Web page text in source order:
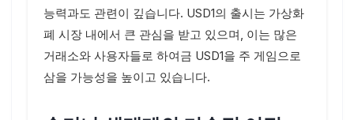
능력과도 관련이 깊습니다. USD1의 출시는 가상화
폐 시장 내에서 큰 관심을 받고 있으며, 이는 많은
거래소와 사용자들로 하여금 USD1을 주 게임으로
삼을 가능성을 높이고 있습니다.